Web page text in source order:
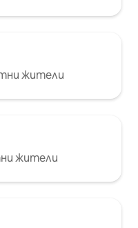
жители
жители